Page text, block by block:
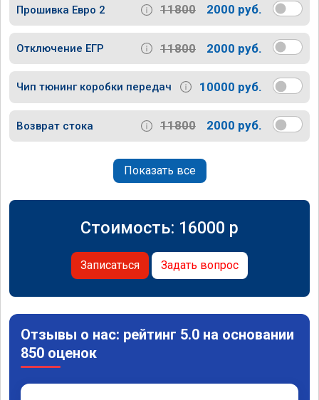
Прошивка Евро 2 11800 2000 руб.
Отключение ЕГР 11800 2000 руб.
Чип тюнинг коробки передач 10000 руб.
Возврат стока 11800 2000 руб.
Показать все
Стоимость: 16000 p
Записаться Задать вопрос
Отзывы о нас: рейтинг 5.0 на основании
850 оценок